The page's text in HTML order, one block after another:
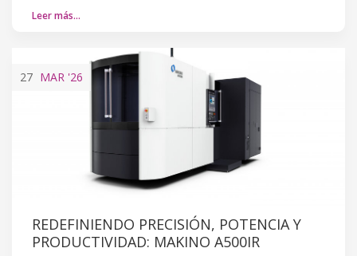
Leer más…
27 MAR '26
REDEFINIENDO PRECISIÓN, POTENCIA Y
PRODUCTIVIDAD: MAKINO A500IR